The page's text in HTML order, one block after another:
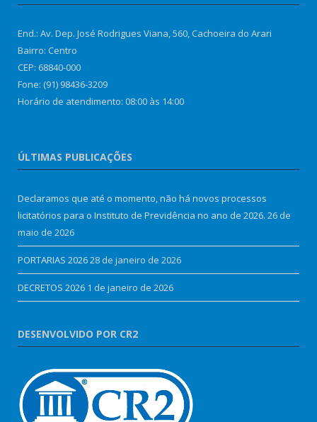
End.: Av. Dep. José Rodrigues Viana, 560, Cachoeira do Arari
Bairro: Centro
CEP: 68840-000
Fone: (91) 98436-3209
Horário de atendimento: 08:00 às 14:00
ÚLTIMAS PUBLICAÇÕES
Declaramos que até o momento, não há novos processos
licitatórios para o Instituto de Previdência no ano de 2026. 26 de
maio de 2026
PORTARIAS 202628 de janeiro de 2026
DECRETOS 2026 1 de janeiro de 2026
DESENVOLVIDO POR CR2